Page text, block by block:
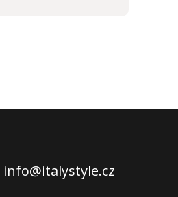
info@italystyle.cz